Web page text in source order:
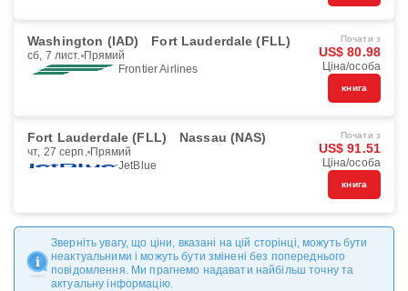
Washington (IAD) Fort Lauderdale (FLL)
сб, 7 лист. Прямий
Frontier Airlines
Почати з
US$ 80.98
Ціна/особа
книга
Fort Lauderdale (FLL) Nassau (NAS)
чт, 27 серп. Прямий
JetBlue
Почати з
US$ 91.51
Ціна/особа
книга
Зверніть увагу, що ціни, вказані на цій сторінці, можуть бути
неактуальними і можуть бути змінені без попереднього
повідомлення. Ми прагнемо надавати найбільш точну та
актуальну інформацію.